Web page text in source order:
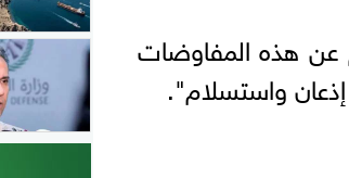
عن هذه المفاوضات
واستسلام".